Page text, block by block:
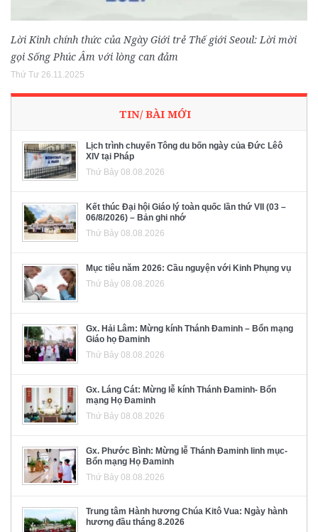
Lời Kinh chính thức của Ngày Giới trẻ Thế giới Seoul: Lời mời
gọi Sống Phúc Âm với lòng can đảm
Thứ Tư 26.11.2025
TIN/ BÀI MỚI
Lịch trình chuyến Tông du bốn ngày của Đức Lêô
XIV tại Pháp
Thứ Bảy 08.08.2026
Kết thúc Đại hội Giáo lý toàn quốc lần thứ VII (03 –
06/8/2026) – Bản ghi nhớ
Thứ Bảy 08.08.2026
Mục tiêu năm 2026: Cầu nguyện với Kinh Phụng vụ
Thứ Bảy 08.08.2026
Gx. Hải Lâm: Mừng kính Thánh Đaminh – Bổn mạng
Giáo họ Đaminh
Thứ Bảy 08.08.2026
Gx. Láng Cát: Mừng lễ kính Thánh Đaminh- Bổn
mạng Họ Đaminh
Thứ Bảy 08.08.2026
Gx. Phước Bình: Mừng lễ Thánh Đaminh linh mục-
Bổn mạng Họ Đaminh
Thứ Bảy 08.08.2026
Trung tâm Hành hương Chúa Kitô Vua: Ngày hành
hương đầu tháng 8.2026